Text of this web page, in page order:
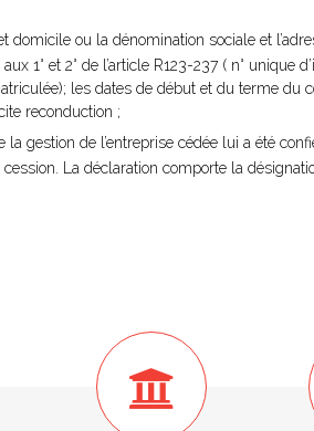
domicile ou la dénomination sociale et
1° et 2° de l’article R123-237 ( n° unique
les dates de début et du terme du
reconduction ;
gestion de l’entreprise cédée lui a été
La déclaration comporte la